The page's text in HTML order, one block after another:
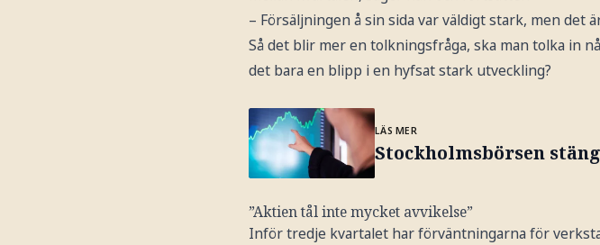
– Försäljningen å sin sida var väldigt stark, men
Så det blir mer en tolkningsfråga, ska man tolka in
det bara en blipp i en hyfsat stark utveckling?
LÄS MER
Stockholmsbörsen
”Aktien tål inte mycket avvikelse”
Inför tredje kvartalet har förväntningarna för